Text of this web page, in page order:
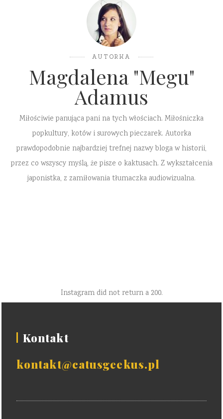
AUTORKA
Magdalena "Megu"
Adamus
Miłościwie panująca pani na tych włościach. Miłośniczka
popkultury, kotów i surowych pieczarek. Autorka
prawdopodobnie najbardziej trefnej nazwy bloga w historii,
przez co wszyscy myślą, że pisze o kaktusach. Z wykształcenia
japonistka, z zamiłowania tłumaczka audiowizualna.
Instagram did not return a 200.
Kontakt
kontakt@catusgeekus.pl